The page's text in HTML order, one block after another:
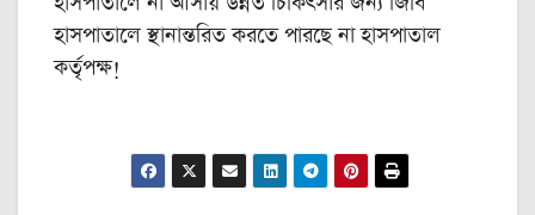
হাসপাতালে স্থানান্তরিত করতে পারছে না হাসপাতাল
কর্তৃপক্ষ!